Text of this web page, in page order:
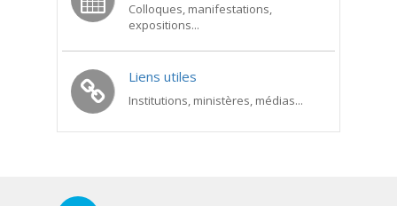
Colloques, manifestations,
expositions...
Liens utiles
Institutions, ministères, médias...